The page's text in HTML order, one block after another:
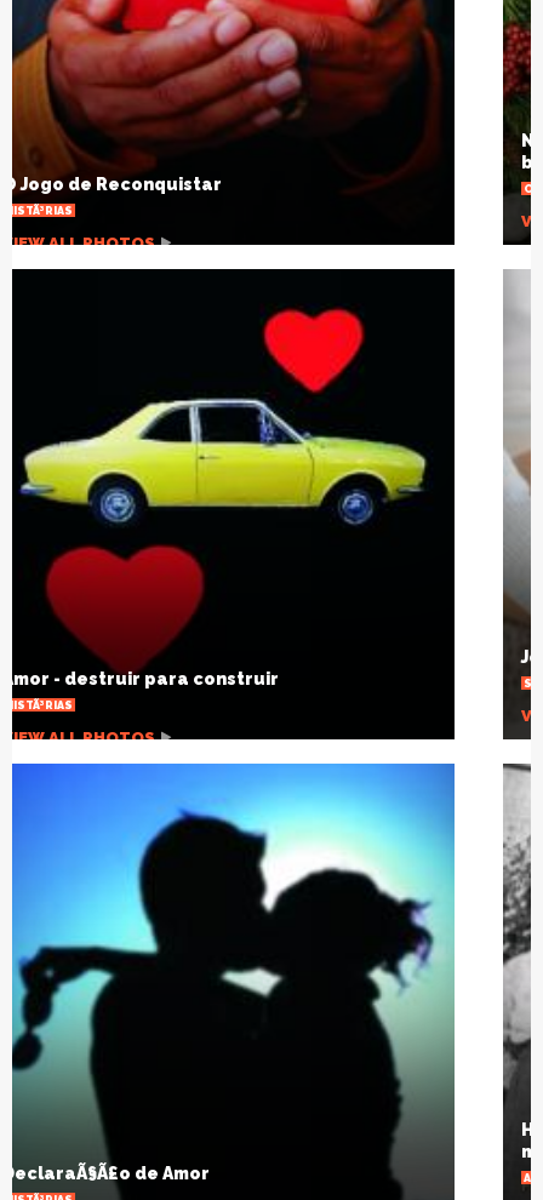
Natal SolidÃ¡rio: escola arrecadarÃ¡
brinquedos para crianÃ§as carentes
OUTRAS NOTÃ­CIAS
VIEW ALL PHOTOS
Joelho estalando, por que isso acontece?
SAÃºDE
VIEW ALL PHOTOS
HÃ¡ um sÃ©culo a gripe espanhola mudou o
ARTIGOS